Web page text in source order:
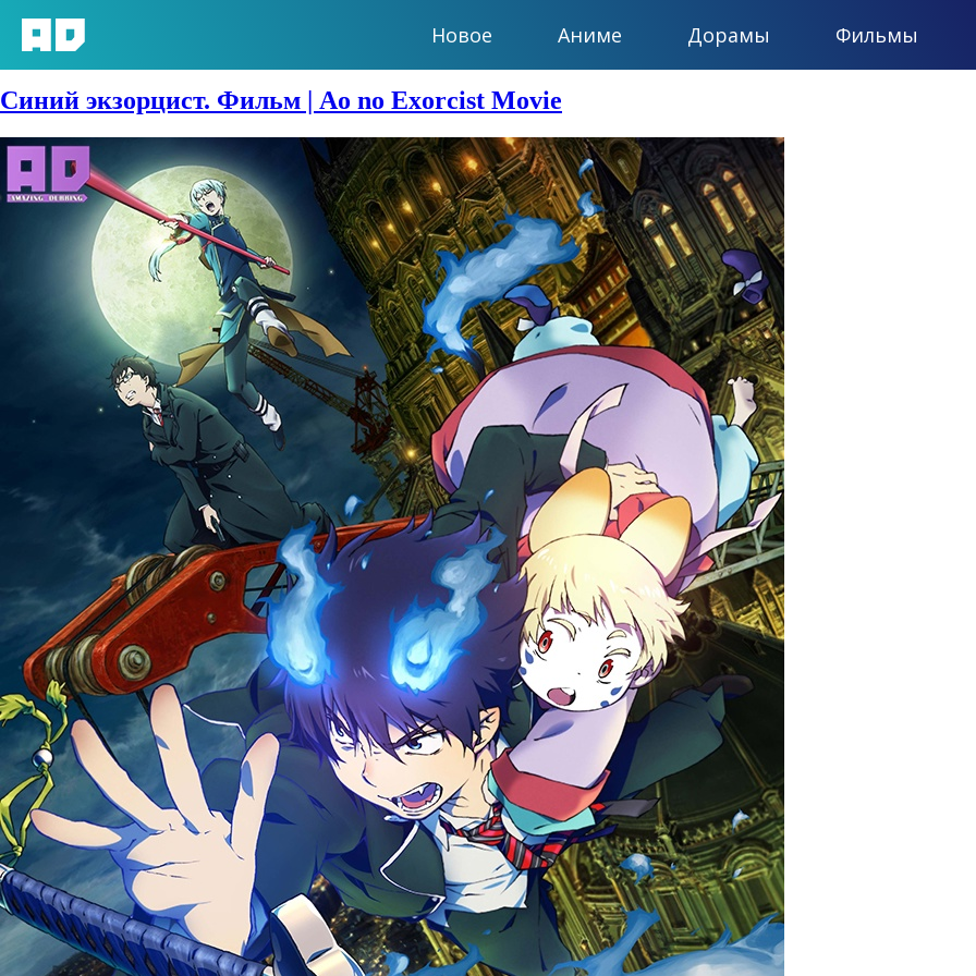
Новое Аниме Дорамы Фильмы
Сезон:
Синий экзорцист. Фильм | Ao no Exorcist Movie